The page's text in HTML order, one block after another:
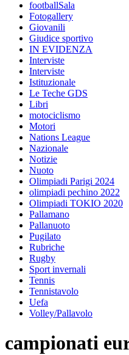
footballSala
Fotogallery
Giovanili
Giudice sportivo
IN EVIDENZA
Interviste
Interviste
Istituzionale
Le Teche GDS
Libri
motociclismo
Motori
Nations League
Nazionale
Notizie
Nuoto
Olimpiadi Parigi 2024
olimpiadi pechino 2022
Olimpiadi TOKIO 2020
Pallamano
Pallanuoto
Pugilato
Rubriche
Rugby
Sport invernali
Tennis
Tennistavolo
Uefa
Volley/Pallavolo
campionati